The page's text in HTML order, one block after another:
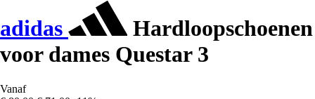
adidas
Hardloopschoenen
voor dames Questar 3
Vanaf